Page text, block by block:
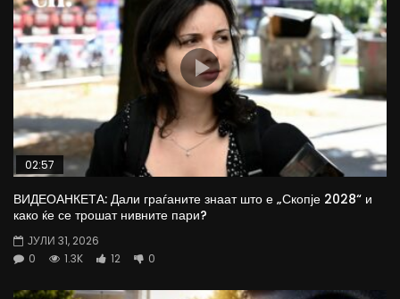
02:57
ВИДЕОАНКЕТА: Дали граѓаните знаат што е „Скопје 2028“ и
како ќе се трошат нивните пари?
ЈУЛИ 31, 2026
0
1.3K 12 0